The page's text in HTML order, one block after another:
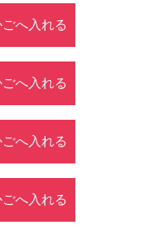
へ入れる
へ入れる
へ入れる
へ入れる